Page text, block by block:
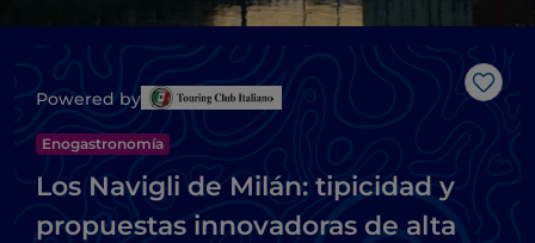
Me
Powered by
Enogastronomía
Los Navigli de Milán: tipicidad y
propuestas innovadoras de alta